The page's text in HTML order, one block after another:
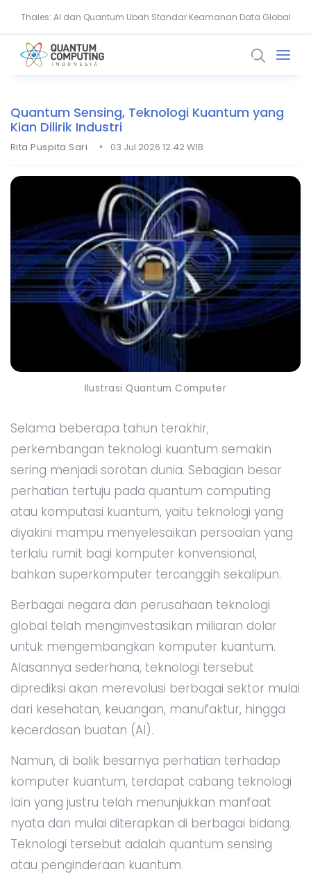
Thales: AI dan Quantum Ubah Standar Keamanan Data Global
BSSN Dorong Industri Siber Nasional Hadapi Ancaman AI dan
Quantum Sensing, Teknologi Kuantum yang
Kian Dilirik Industri
Rita Puspita Sari • 03 Jul 2026 12.42 WIB
Ilustrasi Quantum Computer
Selama beberapa tahun terakhir,
perkembangan teknologi kuantum semakin
sering menjadi sorotan dunia. Sebagian besar
perhatian tertuju pada quantum computing
atau komputasi kuantum, yaitu teknologi yang
diyakini mampu menyelesaikan persoalan yang
terlalu rumit bagi komputer konvensional,
bahkan superkomputer tercanggih sekalipun.
Berbagai negara dan perusahaan teknologi
global telah menginvestasikan miliaran dolar
untuk mengembangkan komputer kuantum.
Alasannya sederhana, teknologi tersebut
diprediksi akan merevolusi berbagai sektor mulai
dari kesehatan, keuangan, manufaktur, hingga
kecerdasan buatan (AI).
Namun, di balik besarnya perhatian terhadap
komputer kuantum, terdapat cabang teknologi
lain yang justru telah menunjukkan manfaat
nyata dan mulai diterapkan di berbagai bidang.
Teknologi tersebut adalah quantum sensing
atau penginderaan kuantum.